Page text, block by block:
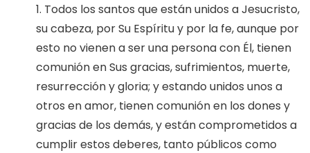
1. Todos los santos que están unidos a Jesucristo,
su cabeza, por Su Espíritu y por la fe, aunque por
esto no vienen a ser una persona con Él, tienen
comunión en Sus gracias, sufrimientos, muerte,
resurrección y gloria; y estando unidos unos a
otros en amor, tienen comunión en los dones y
gracias de los demás, y están comprometidos a
cumplir estos deberes, tanto públicos como